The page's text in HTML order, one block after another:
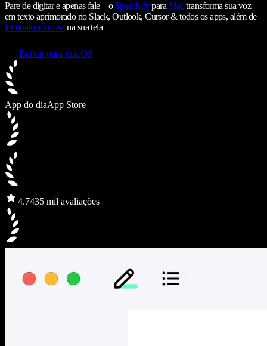
Pare de digitar e apenas fale – o Speechifypara Mactransforma sua voz
em texto aprimorado no Slack, Outlook, Cursor & todos os apps, além de
ler qualquer coisa na sua tela
Baixar para macOS
App do diaApp Store
4.7435 mil avaliações